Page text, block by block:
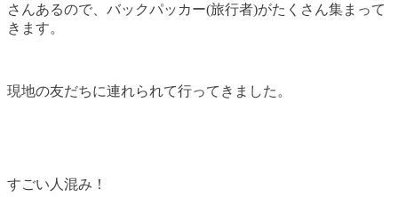
さんあるので、バックパッカー(旅行者)がたくさん集まって
きます。
現地の友だちに連れられて行ってきました。
すごい人混み！